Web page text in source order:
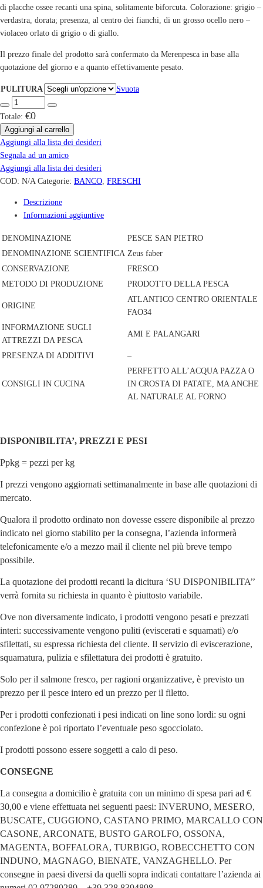
di placche ossee recanti una spina, solitamente biforcuta. Colorazione: grigio –
verdastra, dorata; presenza, al centro dei fianchi, di un grosso ocello nero –
violaceo orlato di grigio o di giallo.
Il prezzo finale del prodotto sarà confermato da Merenpesca in base alla
quotazione del giorno e a quanto effettivamente pesato.
PULITURA Svuota
Totale: €0
Aggiungi al carrello
Aggiungi alla lista dei desideri
Segnala ad un amico
Aggiungi alla lista dei desideri
COD: N/A Categorie: BANCO, FRESCHI
Descrizione
Informazioni aggiuntive
DENOMINAZIONE
PESCE SAN PIETRO
DENOMINAZIONE SCIENTIFICA Zeus faber
CONSERVAZIONE
FRESCO
METODO DI PRODUZIONE
PRODOTTO DELLA PESCA
ORIGINE
ATLANTICO CENTRO ORIENTALE
FAO34
INFORMAZIONE SUGLI
ATTREZZI DA PESCA
AMI E PALANGARI
PRESENZA DI ADDITIVI –
CONSIGLI IN CUCINA
PERFETTO ALL’ACQUA PAZZA O
IN CROSTA DI PATATE, MA ANCHE
AL NATURALE AL FORNO
DISPONIBILITA’, PREZZI E PESI
Ppkg = pezzi per kg
I prezzi vengono aggiornati settimanalmente in base alle quotazioni di
mercato.
Qualora il prodotto ordinato non dovesse essere disponibile al prezzo
indicato nel giorno stabilito per la consegna, l’azienda informerà
telefonicamente e/o a mezzo mail il cliente nel più breve tempo
possibile.
La quotazione dei prodotti recanti la dicitura ‘SU DISPONIBILITA’’
verrà fornita su richiesta in quanto è piuttosto variabile.
Ove non diversamente indicato, i prodotti vengono pesati e prezzati
interi: successivamente vengono puliti (eviscerati e squamati) e/o
sfilettati, su espressa richiesta del cliente. Il servizio di eviscerazione,
squamatura, pulizia e sfilettatura dei prodotti è gratuito.
Solo per il salmone fresco, per ragioni organizzative, è previsto un
prezzo per il pesce intero ed un prezzo per il filetto.
Per i prodotti confezionati i pesi indicati on line sono lordi: su ogni
confezione è poi riportato l’eventuale peso sgocciolato.
I prodotti possono essere soggetti a calo di peso.
CONSEGNE
La consegna a domicilio è gratuita con un minimo di spesa pari ad €
30,00 e viene effettuata nei seguenti paesi: INVERUNO, MESERO,
BUSCATE, CUGGIONO, CASTANO PRIMO, MARCALLO CON
CASONE, ARCONATE, BUSTO GAROLFO, OSSONA,
MAGENTA, BOFFALORA, TURBIGO, ROBECCHETTO CON
INDUNO, MAGNAGO, BIENATE, VANZAGHELLO. Per
consegne in paesi diversi da quelli sopra indicati contattare l’azienda ai